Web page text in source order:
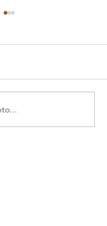
portale